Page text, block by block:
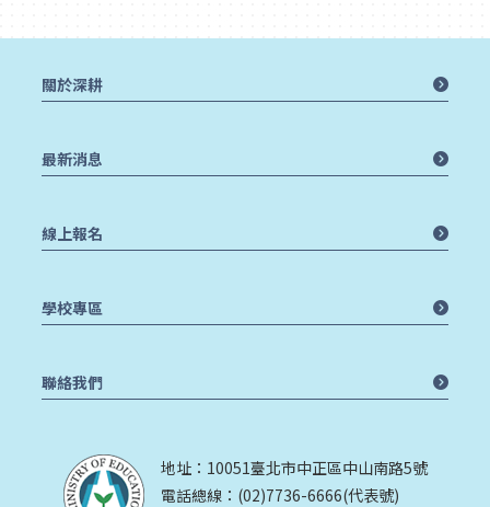
地址：10051臺北市中正區中山南路5號
電話總線：(02)7736-6666(代表號)
關於深耕
最新消息
線上報名
學校專區
聯絡我們